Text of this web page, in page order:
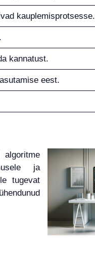
kauplemisprotsesse.
kannatust.
eest.
ja
tugevat